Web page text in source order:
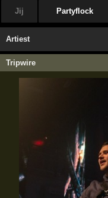
Jij Partyflock
Artiest
Tripwire